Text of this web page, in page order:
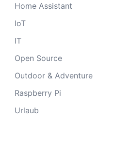
Home Assistant
IoT
IT
Open Source
Outdoor & Adventure
Raspberry Pi
Urlaub